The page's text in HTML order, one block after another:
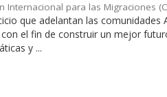
Internacional para las Migraciones
que adelantan las comunidades
el fin de construir un mejor
y ...